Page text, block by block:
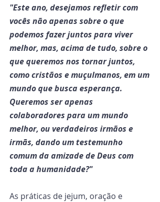
"Este ano, desejamos refletir com
vocês não apenas sobre o que
podemos fazer juntos para viver
melhor, mas, acima de tudo, sobre o
que queremos nos tornar juntos,
como cristãos e muçulmanos, em um
mundo que busca esperança.
Queremos ser apenas
colaboradores para um mundo
melhor, ou verdadeiros irmãos e
irmãs, dando um testemunho
comum da amizade de Deus com
toda a humanidade?"
As práticas de jejum, oração e